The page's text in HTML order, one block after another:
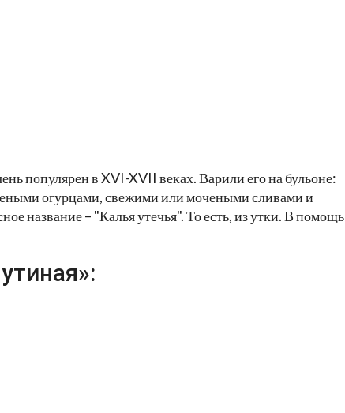
популярен в XVI-XVII веках. Варили его на бульоне:
огурцами, свежими или мочеными сливами и
название – "Калья утечья". То есть, из утки. В помощь